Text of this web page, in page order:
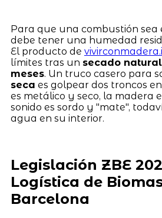
Para que una combustión sea
debe tener una humedad
El producto de
límites tras un secado
meses. Un truco casero para
seca es golpear dos troncos
es metálico y seco, la madera
sonido es sordo y "mate",
agua en su interior.
Legislación ZBE
Logística de
Barcelona